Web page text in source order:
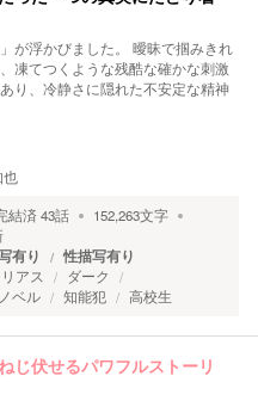
が浮かびました。 曖昧で掴みきれ
凍てつくような残酷な確かな刺激
り、冷静さに隠れた不安定な精神
也
結済43話 152,263文字
有り 性描写有り
アス
ダーク
ベル 知能犯 高校生
じ伏せるパワフルストーリ